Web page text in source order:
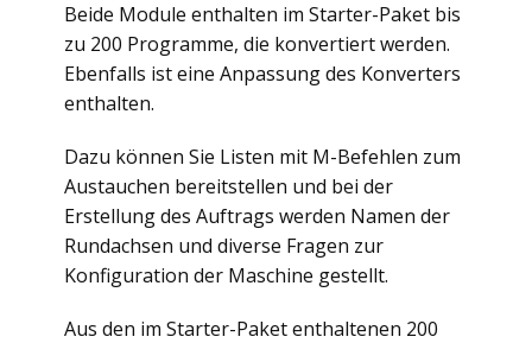
Beide Module enthalten im Starter-Paket bis
zu 200 Programme, die konvertiert werden.
Ebenfalls ist eine Anpassung des Konverters
enthalten.
Dazu können Sie Listen mit M-Befehlen zum
Austauchen bereitstellen und bei der
Erstellung des Auftrags werden Namen der
Rundachsen und diverse Fragen zur
Konfiguration der Maschine gestellt.
Aus den im Starter-Paket enthaltenen 200